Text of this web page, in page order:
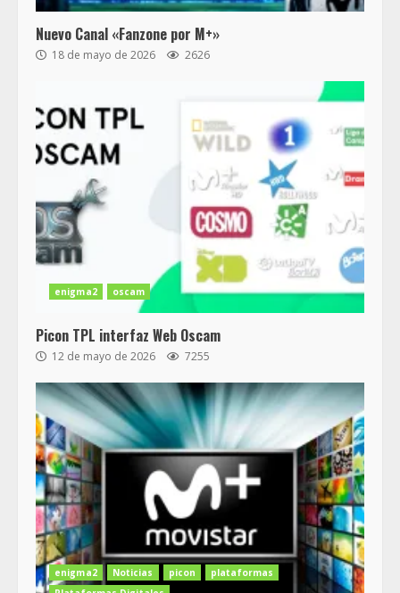
Nuevo Canal «Fanzone por M+»
18 de mayo de 2026 2626
enigma2 oscam
Picon TPL interfaz Web Oscam
12 de mayo de 2026 7255
enigma2 Noticias picon
plataformas